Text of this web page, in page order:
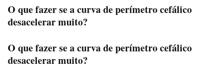
O que fazer se a curva de perímetro cefálico
desacelerar muito?
O que fazer se a curva de perímetro cefálico
desacelerar muito?